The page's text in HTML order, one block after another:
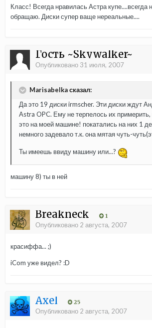
Класс! Всегда нравилась Астра купе....всегда
обращаю. Диски супер ваще нереальные....
Гость ~Skywalker~
Опубликовано 31 июля, 2007
Marisabelka сказал:
Да это 19 диски irmscher. Эти диски ждут
Astra OPC. Ему не терпелось их примерить,
это на моей машине! покатались на них 1
немного задевало т.к. она мятая чуть-
Ты имеешь ввиду машину или...?
машину 8) ты в ней
Breakneck 1
Опубликовано 2 августа, 2007
красиффа... ;)
iCom уже видел? :D
Axel 25
Опубликовано 2 августа, 2007